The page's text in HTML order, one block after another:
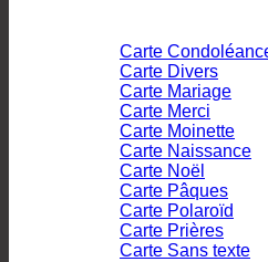
Carte
Carte Divers
Carte Mariage
Carte Merci
Carte Moinette
Carte Naissance
Carte Noël
Carte Pâques
Carte Polaroïd
Carte Prières
Carte Sans texte